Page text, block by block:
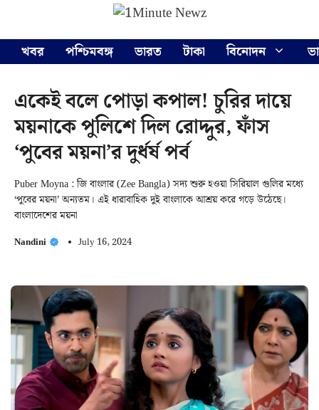
content
খবর
পশ্চিমবঙ্গ ভারত টাকা বিনোদন
একেই বলে পোড়া কপাল! চুরির দায়ে
ময়নাকে পুলিশে দিল রোদ্দুর, ফাঁস
‘পুবের ময়না’র দুর্ধর্ষ পর্ব
Puber Moyna : জি বাংলার (Zee Bangla) সদ্য শুরু হওয়া সিরিয়াল গুলির মধ্যে
‘পুবের ময়না’ অন্যতম। এই ধারাবাহিক দুই বাংলাকে আশ্রয় করে গড়ে উঠেছে।
বাংলাদেশের ময়না
Nandini July 16, 2024